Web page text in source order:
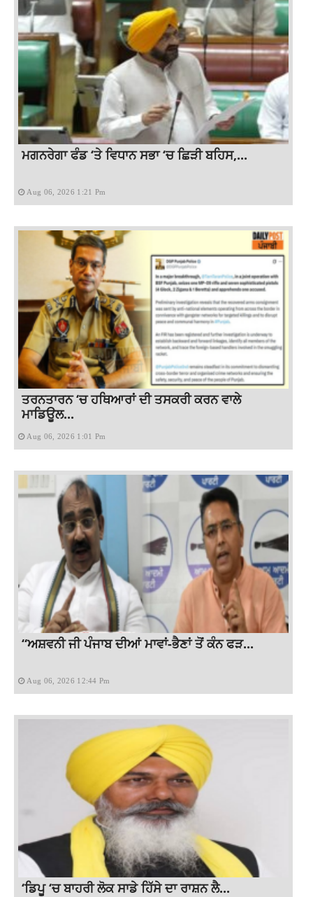
ਮਗਨਰੇਗਾ ਫੰਡ ‘ਤੇ ਵਿਧਾਨ ਸਭਾ ‘ਚ ਛਿੜੀ ਬਹਿਸ,...
Aug 06, 2026 1:21 Pm
ਤਰਨਤਾਰਨ ‘ਚ ਹਥਿਆਰਾਂ ਦੀ ਤਸਕਰੀ ਕਰਨ ਵਾਲੇ
ਮਾਡਿਊਲ...
Aug 06, 2026 1:01 Pm
“ਅਸ਼ਵਨੀ ਜੀ ਪੰਜਾਬ ਦੀਆਂ ਮਾਵਾਂ-ਭੈਣਾਂ ਤੋਂ ਕੰਨ ਫੜ...
Aug 06, 2026 12:44 Pm
‘ਡਿਪੂ ‘ਚ ਬਾਹਰੀ ਲੋਕ ਸਾਡੇ ਹਿੱਸੇ ਦਾ ਰਾਸ਼ਨ ਲੈ...